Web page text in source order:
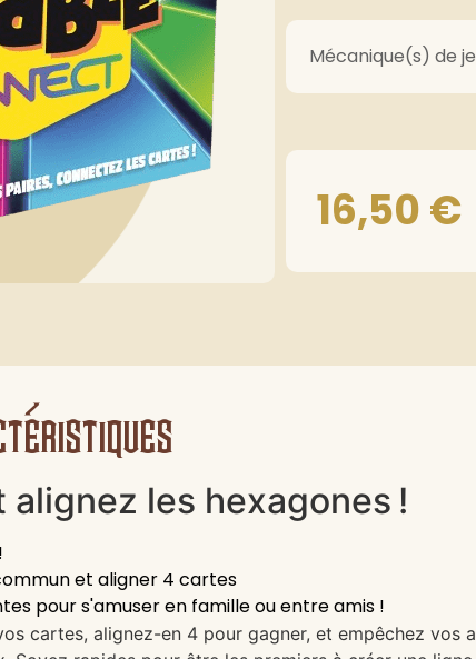
Mécanique(s) de
16,50€
alignez les hexagones !
et aligner 4 cartes
pour s'amuser en famille ou entre amis !
cartes, alignez-en 4 pour gagner, et empêchez vos